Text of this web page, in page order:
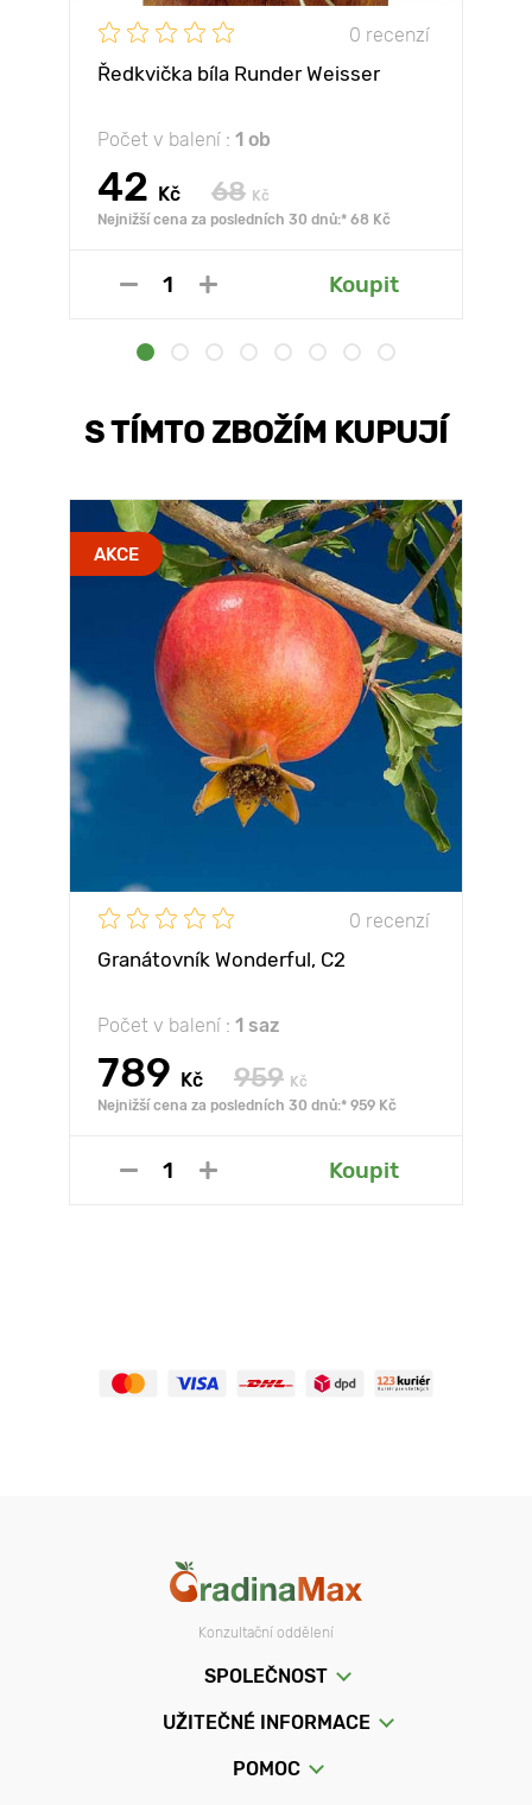
0 recenzí
Ředkvička bíla Runder Weisser
Počet v balení : 1 ob
42 Kč 68 Kč
Nejnižší cena za posledních 30 dnů:* 68 Kč
Koupit
S TÍMTO ZBOŽÍM KUPUJÍ
AKCE
0 recenzí
Granátovník Wonderful, С2
Počet v balení : 1 saz
789 Kč 959 Kč
Nejnižší cena za posledních 30 dnů:* 959 Kč
Koupit
Konzultační oddělení
SPOLEČNOST
UŽITEČNÉ INFORMACE
POMOC